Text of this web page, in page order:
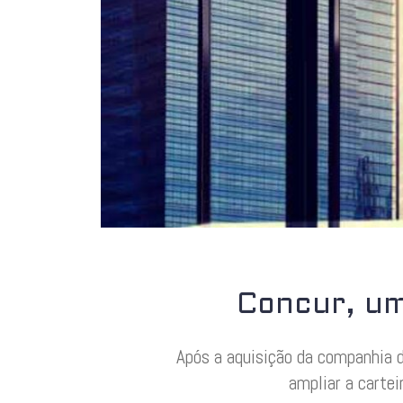
Concur,
Após a aquisição da
ampliar a